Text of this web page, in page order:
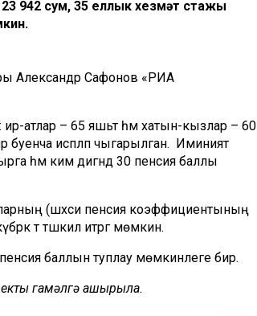
942 сум, 35 еллык хезмәт стажы
Александр Сафонов «РИА
ир-атлар – 65 яшьтә һәм хатын-кызлар – 60
буенча исәпләп чыгарылган. Иминият
һәм ким дигәндә 30 пенсия баллы
(шәхси пенсия коэффициентының
тә тәшкил итәргә мөмкин.
баллын туплау мөмкинлеге бирә.
гамәлгә ашырыла.